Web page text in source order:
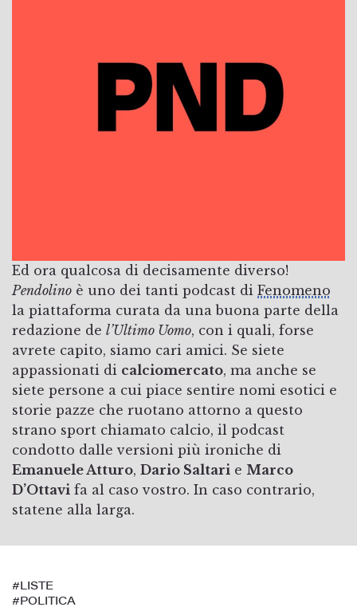
Ed ora qualcosa di decisamente diverso!
Pendolino è uno dei tanti podcast di Fenomeno
la piattaforma curata da una buona parte della
redazione de l’Ultimo Uomo, con i quali, forse
avrete capito, siamo cari amici. Se siete
appassionati di calciomercato, ma anche se
siete persone a cui piace sentire nomi esotici e
storie pazze che ruotano attorno a questo
strano sport chiamato calcio, il podcast
condotto dalle versioni più ironiche di
Emanuele Atturo, Dario Saltari e Marco
D’Ottavi fa al caso vostro. In caso contrario,
statene alla larga.
#LISTE
#POLITICA